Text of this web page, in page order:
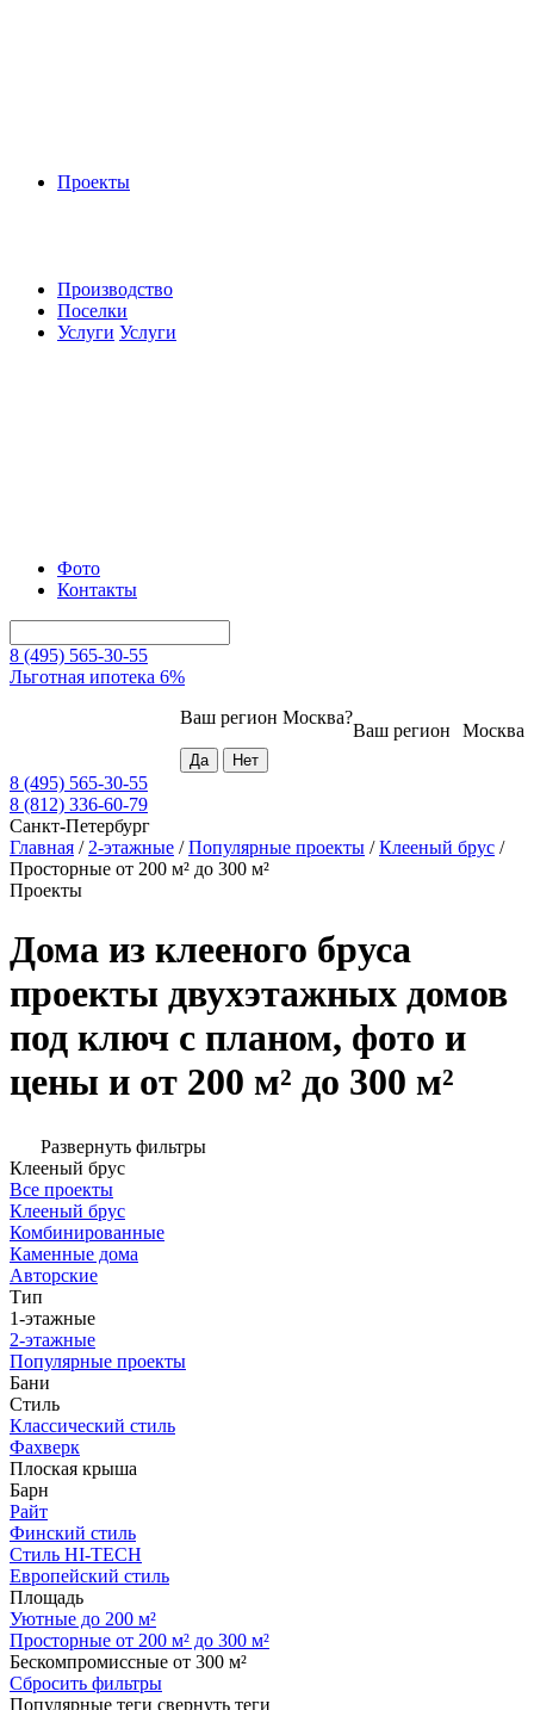
Проекты
Производство
Поселки
Услуги Услуги
Фото
Контакты
8 (495) 565-30-55
Льготная ипотека 6%
Москва
Ваш регион
Ваш регион Москва?
8 (495) 565-30-55
8 (812) 336-60-79
Санкт-Петербург
Главная / 2-этажные /Популярные проекты /Клееный брус /
Просторные от 200 м² до 300 м²
Проекты
Дома из клееного бруса
проекты двухэтажных домов
под ключ с планом, фото и
цены и от 200 м² до 300 м²
Развернуть фильтры
Клееный брус
Все проекты
Клееный брус
Комбинированные
Каменные дома
Авторские
Тип
1-этажные
2-этажные
Популярные проекты
Бани
Стиль
Классический стиль
Фахверк
Плоская крыша
Барн
Райт
Финский стиль
Стиль HI-TECH
Европейский стиль
Площадь
Уютные до 200 м²
Просторные от 200 м² до 300 м²
Бескомпромиссные от 300 м²
Сбросить фильтры
Популярные теги свернуть теги